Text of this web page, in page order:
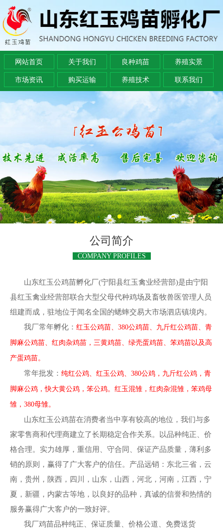
网站首页 关于我们 良种鸡苗 养殖实景
市场资讯 购买运输 养殖技术 联系我们
公司简介
COMPANY PROFILES
山东红玉公鸡苗孵化厂(宁阳县红玉禽业经营部)是由宁阳
县红玉禽业经营部联合大型父母代种鸡场及畜牧兽医管理人员
组建而成，驻地位于闻名全国的蟋蟀交易大市场泗店镇境内。
我厂常年孵化： 红玉公鸡苗、380公鸡苗、九斤红公鸡苗、青
脚麻公鸡苗、红肉杂鸡苗，三黄鸡苗、绿壳蛋鸡苗、笨鸡苗以及高
产蛋鸡苗。
常年批发： 纯红公鸡、红玉公鸡、380公鸡，九斤红公鸡，青
脚麻公鸡，快大黄公鸡，笨公鸡。红玉混雏，红肉杂混雏，笨鸡母
雏，380母雏。
山东红玉公鸡苗在消费者当中享有较高的地位，我们与多
家零售商和代理商建立了长期稳定合作关系。以品种纯正、价
格合理。实力雄厚，重信用、守合同、保证产品质量，薄利多
销的原则，赢得了广大客户的信任。产品远销：东北三省，云
南，贵州，陕西，四川，山东，山西，河北，河南，江西，宁
夏，新疆，内蒙古等地，以良好的品种，真诚的信誉和热情的
服务赢得广大客户的一致好评。
我厂鸡苗品种纯正、保证质量、价格公道、免费送货